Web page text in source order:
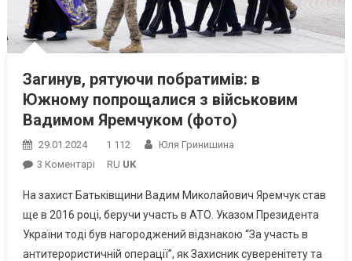
Загинув, рятуючи побратимів: в
Южному попрощалися з військовим
Вадимом Яремчуком (фото)
29.01.2024 1 112
Юля Гринишина
3 КоментаріДо
Рятуючи
Побратимів:
В
Южному
RU UK
На захист Батьківщини Вадим Миколайович Яремчук став
ще в 2016 році, беручи участь в АТО. Указом Президента
України тоді був нагороджений відзнакою “За участь в
антитерористичній операції”, як Захисник суверенітету та